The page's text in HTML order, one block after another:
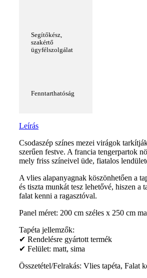
Segítőkész,
szakértő
ügyfélszolgálat
Fenntarthatóság
Leírás
Csodaszép színes mezei virágok
szerűen festve. A francia tengerpartok
mely friss színeivel üde, fiatalos
A vlies alapanyagnak köszönhetően a
és tiszta munkát tesz lehetővé, hiszen a
falat kenni a ragasztóval.
Panel méret: 200 cm széles x 250 cm
Tapéta jellemzők:
✔ Rendelésre gyártott termék
✔ Felület: matt, sima
Összetétel/Felrakás: Vlies tapéta, Falat